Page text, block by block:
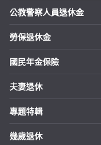
公教警察人員退休金
勞保退休金
國民年金保險
夫妻退休
專題特輯
幾歲退休